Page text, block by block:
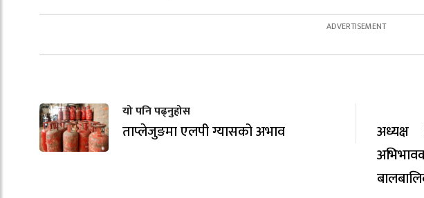
यो पनि पढ्नुहोस
ताप्लेजुङमा एलपी ग्यासको अभाव
अध्यक्ष